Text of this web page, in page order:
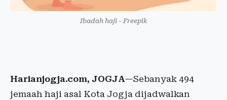
Ibadah haji - Freepik
Harianjogja.com, JOGJA—Sebanyak 494
jemaah haji asal Kota Jogja dijadwalkan